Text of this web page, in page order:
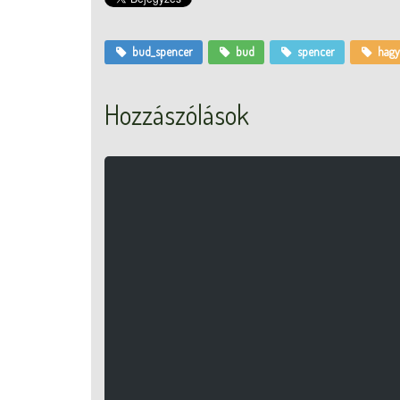
bud_spencer bud spencer
Hozzászólások